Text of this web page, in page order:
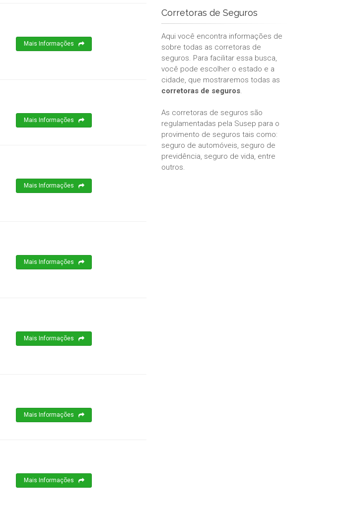
Mais Informações
Mais Informações
Mais Informações
Mais Informações
Mais Informações
Mais Informações
Mais Informações
Corretoras de Seguros
Aqui você encontra informações de
sobre todas as corretoras de
seguros. Para facilitar essa busca,
você pode escolher o estado e a
cidade, que mostraremos todas as
corretoras de seguros.
As corretoras de seguros são
regulamentadas pela Susep para o
provimento de seguros tais como:
seguro de automóveis, seguro de
previdência, seguro de vida, entre
outros.